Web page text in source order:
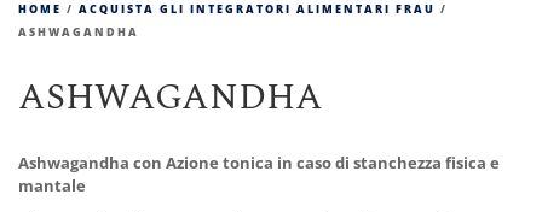
HOME / ACQUISTA GLI INTEGRATORI ALIMENTARI FRAU /
ASHWAGANDHA
ASHWAGANDHA
Ashwagandha con Azione tonica in caso di stanchezza fisica e
mantale